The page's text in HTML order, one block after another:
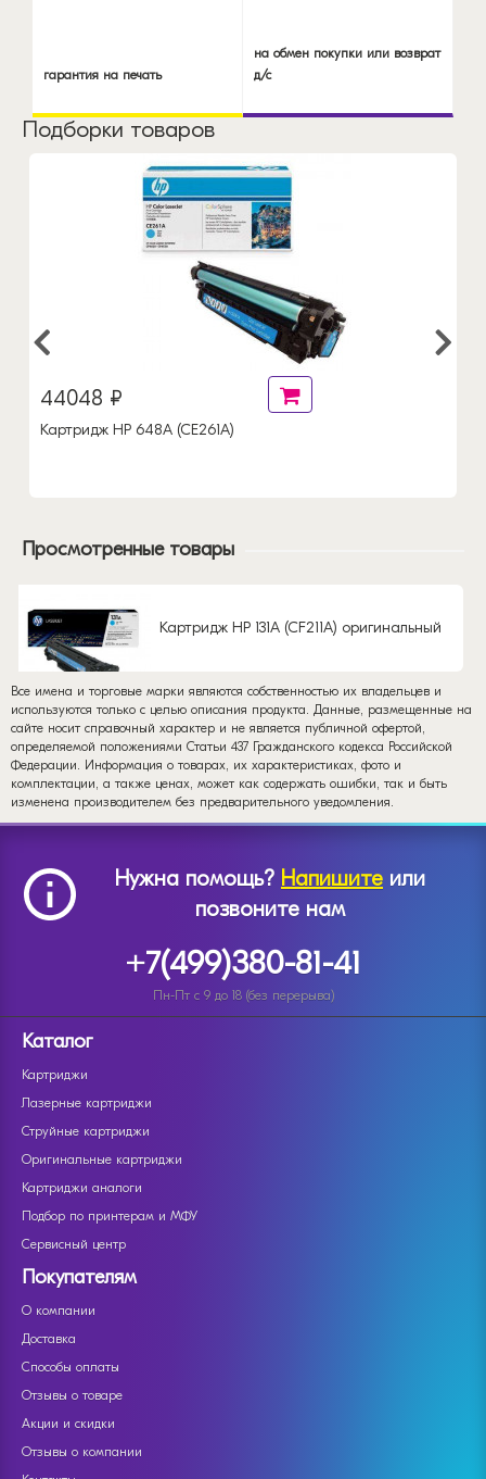
гарантия на печать
на обмен покупки или возврат
д/с
Подборки товаров
44048 ₽
Картридж HP 648A (CE261A)
Просмотренные товары
Картридж HP 131A (CF211A) оригинальный
Все имена и торговые марки являются собственностью их владельцев и
используются только с целью описания продукта. Данные, размещенные на
сайте носит справочный характер и не является публичной офертой,
определяемой положениями Статьи 437 Гражданского кодекса Российской
Федерации. Информация о товарах, их характеристиках, фото и
комплектации, а также ценах, может как содержать ошибки, так и быть
изменена производителем без предварительного уведомления.
Нужна помощь? Напишите или
позвоните нам
+7(499)380-81-41
Пн-Пт с 9 до 18 (без перерыва)
Каталог
Картриджи
Лазерные картриджи
Струйные картриджи
Оригинальные картриджи
Картриджи аналоги
Подбор по принтерам и МФУ
Сервисный центр
Покупателям
О компании
Доставка
Способы оплаты
Отзывы о товаре
Акции и скидки
Отзывы о компании